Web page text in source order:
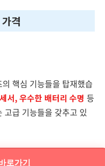
격
핵심 기능들을 탑재했습
서, 우수한 배터리 수명 등
급 기능들을 갖추고 있
로가기